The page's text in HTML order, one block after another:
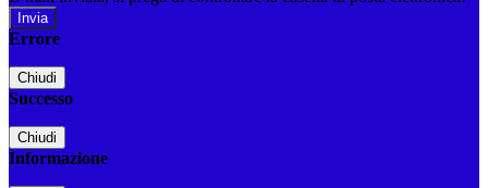
Errore
Chiudi
Successo
Chiudi
Informazione